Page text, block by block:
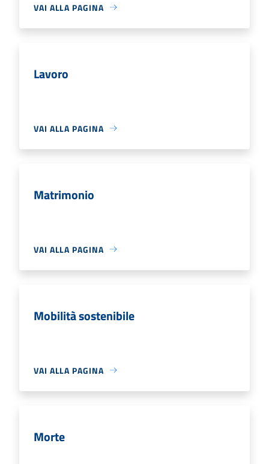
VAI ALLA PAGINA
Lavoro
VAI ALLA PAGINA
Matrimonio
VAI ALLA PAGINA
Mobilità sostenibile
VAI ALLA PAGINA
Morte